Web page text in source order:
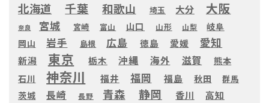
北海道 千葉 和歌山 埼玉 大分 大阪
奈良 宮城 宮崎 富山 山口 山形 山梨
岐阜
岡山
岩手 島根 広島 徳島 愛媛 愛知
新潟 東京 栃木 沖縄 海外 滋賀
熊本
石川
神奈川 福井 福岡 福島 秋田 群馬
茨城 長崎 長野 青森 静岡 香川 高知